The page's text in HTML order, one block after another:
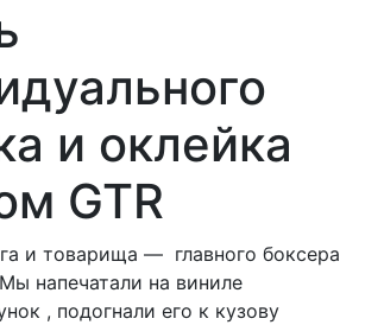
и оклейка
GTR
и товарища — главного боксера
напечатали на виниле
, подогнали его к кузову